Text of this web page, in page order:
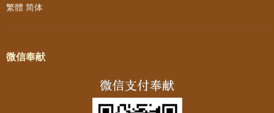
繁體 简体
微信奉献